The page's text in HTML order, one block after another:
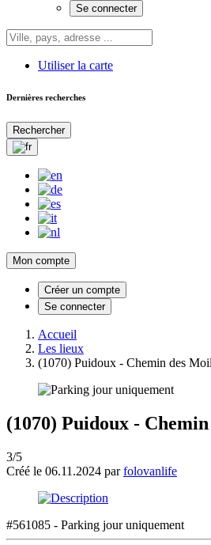
Se connecter
Utiliser la carte
Dernières recherches
Rechercher
Mon compte
Créer un compte
Se connecter
Accueil
Les lieux
(1070) Puidoux - Chemin des
(1070) Puidoux -
3/5
Créé le 06.11.2024 parfolovanlife
#561085 - Parking jour uniquement